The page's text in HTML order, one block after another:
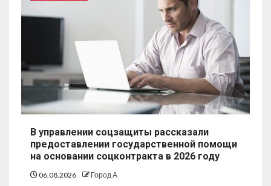
В управлении соцзащиты рассказали
предоставлении государственной помощи
на основании соцконтракта в 2026 году
06.08.2026 Город А